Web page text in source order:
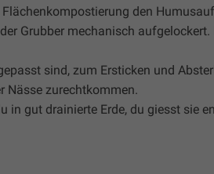
den
Grubber mechanisch
sind, zum Ersticken und
Nässe zurechtkommen.
gut drainierte Erde, du giesst sie